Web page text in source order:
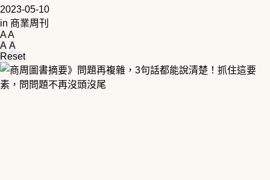
2023-05-10
in 商業周刊
AA
A A
Reset